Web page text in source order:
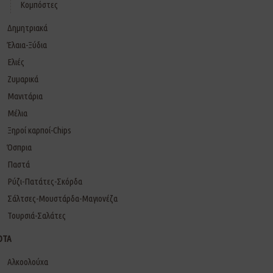
Κομπόστες
Δημητριακά
Έλαια-Ξύδια
Ελιές
Ζυμαρικά
Μανιτάρια
Μέλια
Ξηροί καρποί-Chips
Όσπρια
Παστά
Ρύζι-Πατάτες-Σκόρδα
Σάλτσες-Μουστάρδα-Μαγιονέζα
Τουρσιά-Σαλάτες
Αλκοολούχα